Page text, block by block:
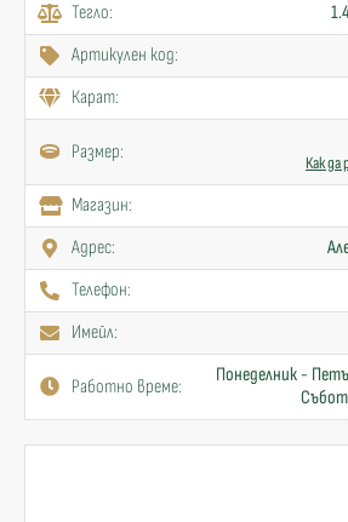
Тегло:
Артикулен код:
Карат:
Размер: Как
Mагазин:
Адрес:
Телефон:
Имейл:
Работно време:
Понеделник -